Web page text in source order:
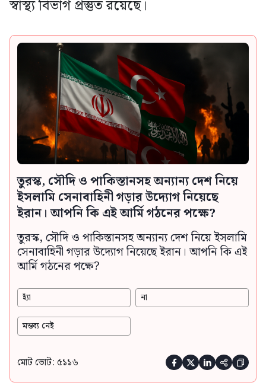
স্বাস্থ্য বিভাগ প্রস্তুত রয়েছে।
তুরস্ক, সৌদি ও পাকিস্তানসহ অন্যান্য দেশ নিয়ে
ইসলামি সেনাবাহিনী গড়ার উদ্যোগ নিয়েছে
ইরান। আপনি কি এই আর্মি গঠনের পক্ষে?
তুরস্ক, সৌদি ও পাকিস্তানসহ অন্যান্য দেশ নিয়ে ইসলামি
সেনাবাহিনী গড়ার উদ্যোগ নিয়েছে ইরান। আপনি কি এই
আর্মি গঠনের পক্ষে?
হ্যাঁ না
মন্তব্য নেই
মোট ভোট: ৫১১৬     